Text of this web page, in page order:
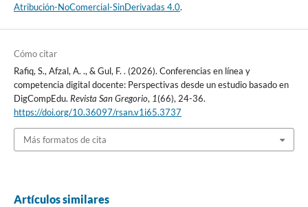
Atribución-NoComercial-SinDerivadas 4.0.
Cómo citar
Rafiq, S., Afzal, A. ., & Gul, F. . (2026). Conferencias en línea y
competencia digital docente: Perspectivas desde un estudio basado en
DigCompEdu. Revista San Gregorio, 1(66), 24-36.
https://doi.org/10.36097/rsan.v1i65.3737
Más formatos de cita
Artículos similares